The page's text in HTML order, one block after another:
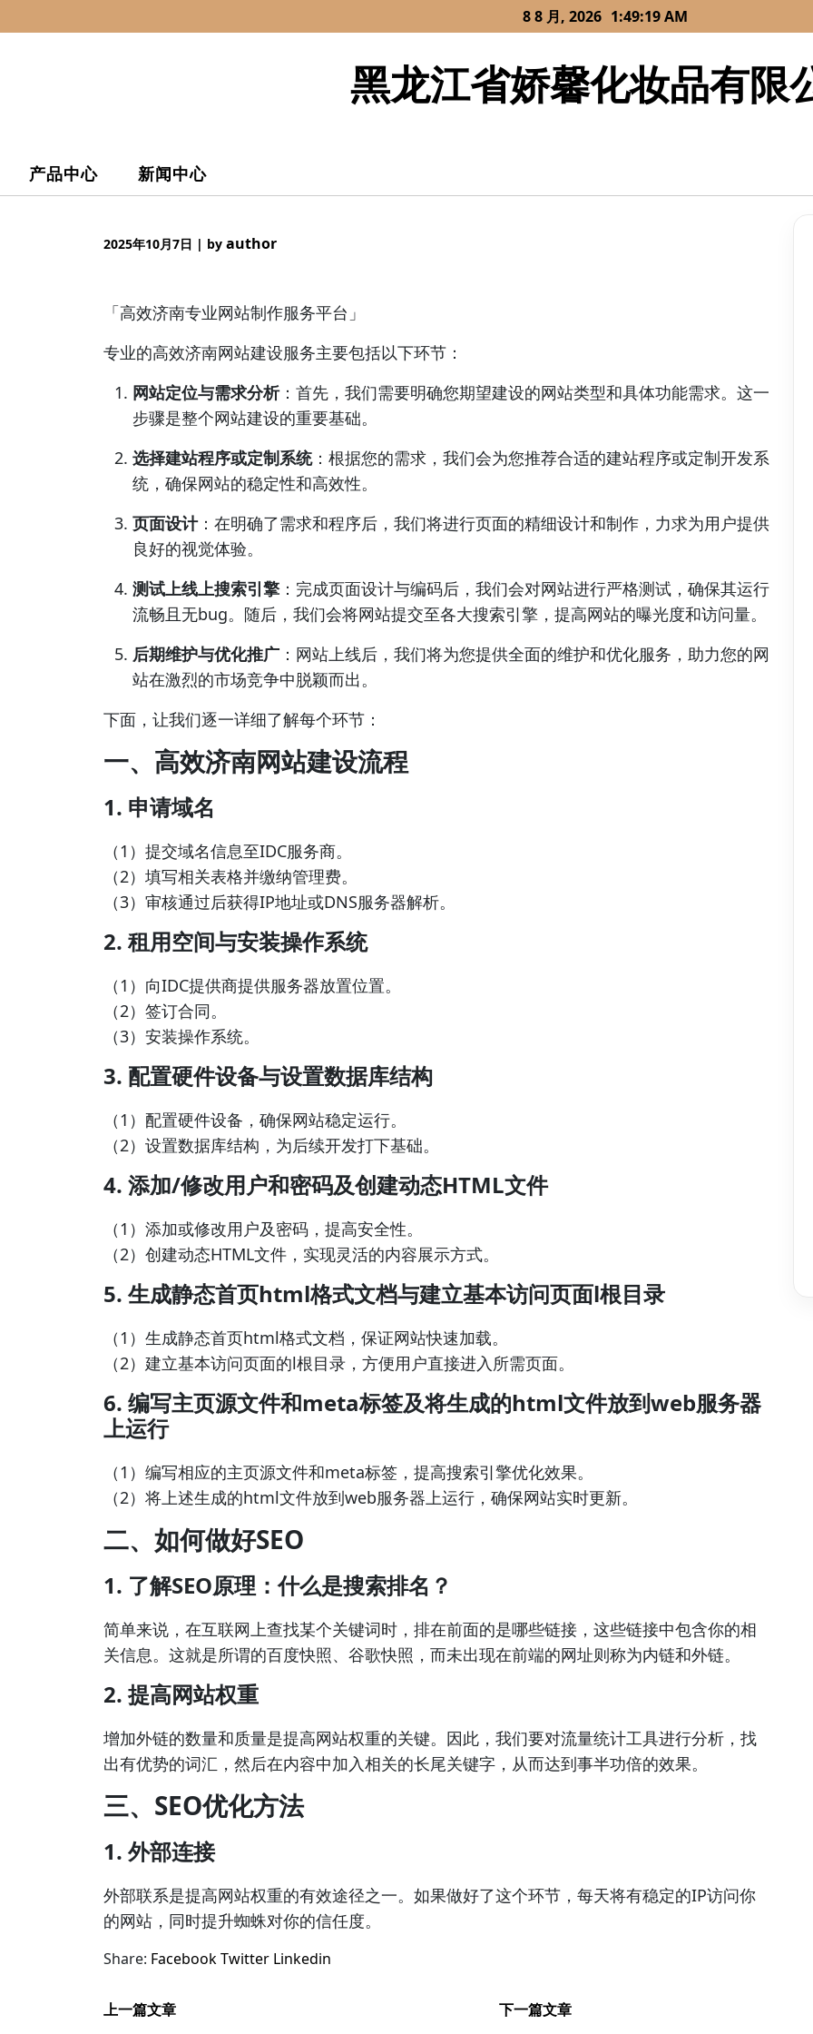
to
8 8 月, 2026 1:49:19 AM
黑龙江省娇馨化妆品有限
产品中心 新闻中心
2025年10月7日 | by author
「高效济南专业网站制作服务平台」
专业的高效济南网站建设服务主要包括以下环节：
网站定位与需求分析：首先，我们需要明确您期望建设的网站类型和具体功能需求。这一
步骤是整个网站建设的重要基础。
选择建站程序或定制系统：根据您的需求，我们会为您推荐合适的建站程序或定制开发系
统，确保网站的稳定性和高效性。
页面设计：在明确了需求和程序后，我们将进行页面的精细设计和制作，力求为用户提供
良好的视觉体验。
测试上线上搜索引擎：完成页面设计与编码后，我们会对网站进行严格测试，确保其运行
流畅且无bug。随后，我们会将网站提交至各大搜索引擎，提高网站的曝光度和访问量。
后期维护与优化推广 ：网站上线后，我们将为您提供全面的维护和优化服务，助力您的网
站在激烈的市场竞争中脱颖而出。
下面，让我们逐一详细了解每个环节：
一、高效济南网站建设流程
1. 申请域名
（1）提交域名信息至IDC服务商。
（2）填写相关表格并缴纳管理费。
（3）审核通过后获得IP地址或DNS服务器解析。
2. 租用空间与安装操作系统
（1）向IDC提供商提供服务器放置位置。
（2）签订合同。
（3）安装操作系统。
3. 配置硬件设备与设置数据库结构
（1）配置硬件设备，确保网站稳定运行。
（2）设置数据库结构，为后续开发打下基础。
4. 添加/修改用户和密码及创建动态HTML文件
（1）添加或修改用户及密码，提高安全性。
（2）创建动态HTML文件，实现灵活的内容展示方式。
5. 生成静态首页html格式文档与建立基本访问页面l根目录
（1）生成静态首页html格式文档，保证网站快速加载。
（2）建立基本访问页面的l根目录，方便用户直接进入所需页面。
6. 编写主页源文件和meta标签及将生成的html文件放到web服务器
上运行
（1）编写相应的主页源文件和meta标签，提高搜索引擎优化效果。
（2）将上述生成的html文件放到web服务器上运行，确保网站实时更新。
二、如何做好SEO
1. 了解SEO原理：什么是搜索排名？
简单来说，在互联网上查找某个关键词时，排在前面的是哪些链接，这些链接中包含你的相
关信息。这就是所谓的百度快照、谷歌快照，而未出现在前端的网址则称为内链和外链。
2. 提高网站权重
增加外链的数量和质量是提高网站权重的关键。因此，我们要对流量统计工具进行分析，找
出有优势的词汇，然后在内容中加入相关的长尾关键字，从而达到事半功倍的效果。
三、SEO优化方法
1. 外部连接
外部联系是提高网站权重的有效途径之一。如果做好了这个环节，每天将有稳定的IP访问你
的网站，同时提升蜘蛛对你的信任度。
Share: FacebookTwitter Linkedin
上一篇文章 下一篇文章